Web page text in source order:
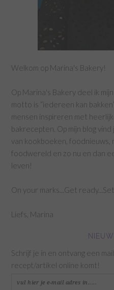
Welkom op Marina's Bakery!
Op Marina's Bakery deel ik
motto is “iedereen kan
mensen inspireren met
bakrecepten. Op mijn blog
van kookboeken, foodnieuws,
foodwereld en zo nu en dan
leven!
On your marks...Get
Liefs, Marina
Schrijf je in en ontvang een
recept/artikel online komt!
vul